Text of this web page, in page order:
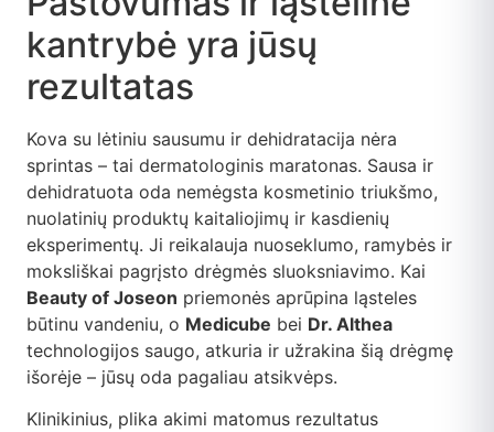
kantrybė yra jūsų
rezultatas
Kova su lėtiniu sausumu ir dehidratacija nėra
sprintas – tai dermatologinis maratonas. Sausa ir
dehidratuota oda nemėgsta kosmetinio triukšmo,
nuolatinių produktų kaitaliojimų ir kasdienių
eksperimentų. Ji reikalauja nuoseklumo, ramybės ir
moksliškai pagrįsto drėgmės sluoksniavimo. Kai
Beauty of Joseon priemonės aprūpina ląsteles
būtinu vandeniu, o Medicube bei Dr. Althea
technologijos saugo, atkuria ir užrakina šią drėgmę
išorėje – jūsų oda pagaliau atsikvėps.
Klinikinius, plika akimi matomus rezultatus